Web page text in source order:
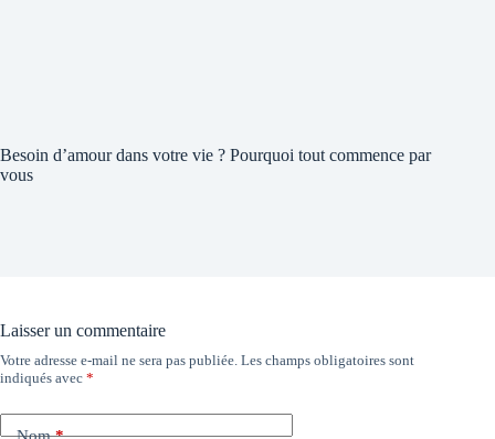
Besoin d’amour dans votre vie ? Pourquoi tout commence par
vous
Laisser un commentaire
Votre adresse e-mail ne sera pas publiée. Les champs obligatoires sont
indiqués avec *
Nom*